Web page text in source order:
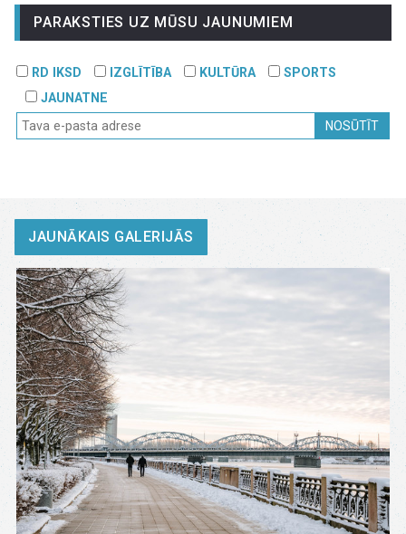
PARAKSTIES UZ MŪSU JAUNUMIEM
RD IKSD IZGLĪTĪBA KULTŪRA
SPORTS
JAUNATNE
NOSŪTĪT
JAUNĀKAIS GALERIJĀS